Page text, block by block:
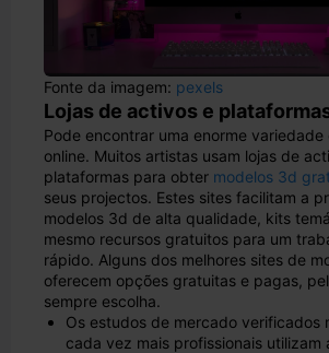
Fonte da imagem: pexels
Lojas de activos e
Pode encontrar uma enorme
online. Muitos artistas usam lojas de
plataformas para obter modelos 3d
seus projectos. Estes sites facilitam a
modelos 3d de alta qualidade, kits
mesmo recursos gratuitos para um
rápido. Alguns dos melhores sites de
oferecem opções gratuitas e pagas,
sempre escolha.
Os estudos de mercado verificados
cada vez mais profissionais utilizam